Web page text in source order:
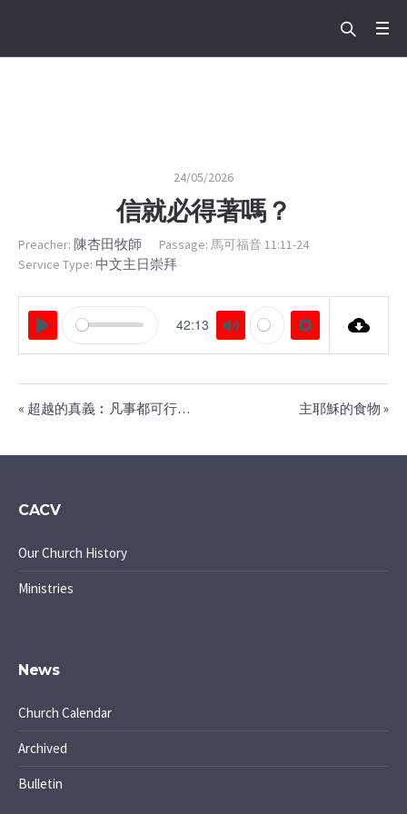
24/05/2026
信就必得著嗎？
Preacher: 陳杏田牧師 Passage: 馬可福音 11:11-24
Service Type: 中文主日崇拜
PLAY
42:13
MUTE SETTINGS
« 超越的真義︰凡事都可行… 主耶穌的食物 »
CACV
Our Church History
Ministries
News
Church Calendar
Archived
Bulletin